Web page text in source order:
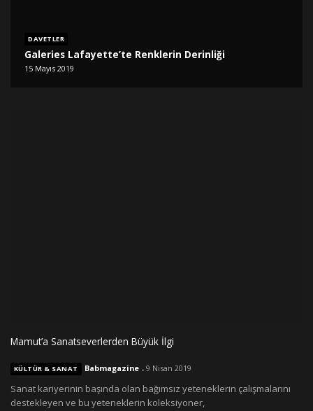
DAVETLER
Galeries Lafayette’te Renklerin Derinliği
15 Mayıs 2019
Mamut’a Sanatseverlerden Büyük İlgi
KÜLTÜR & SANAT Babmagazine- 9 Nisan 2019
Sanat kariyerinin başında olan bağımsız yeteneklerin çalışmalarını
destekleyen ve bu yeteneklerin koleksiyoner,